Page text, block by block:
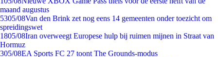
maand augustus
5305/08Van den Brink zet nog eens 14 gemeenten onder toezicht om
spreidingswet
1805/08Iran overweegt Europese hulp bij ruimen mijnen in Straat van
Hormuz
305/08EA Sports FC 27 toont The Grounds-modus